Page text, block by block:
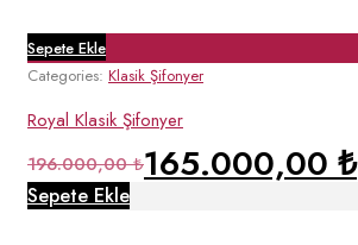
Sepete Ekle
Categories: Klasik Şifonyer
Royal Klasik Şifonyer
196.000,00₺165.000,00₺
Sepete Ekle